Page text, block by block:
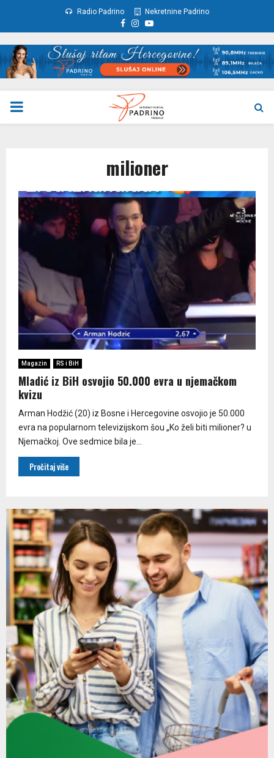
Radio Padrino Nekretnine Padrino
Facebook
Instagram
Youtube
PRIMARY
milioner
Magazin RS i BiH
Mladić iz BiH osvojio 50.000 evra u njemačkom
kvizu
Arman Hodžić (20) iz Bosne i Hercegovine osvojio je 50.000
evra na popularnom televizijskom šou „Ko želi biti milioner? u
Njemačkoj. Ove sedmice bila je...
Pročitaj više